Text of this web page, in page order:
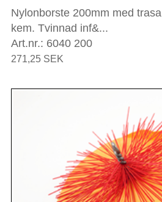
Nylonborste 200mm med
kem. Tvinnad inf&...
Art.nr.: 6040 200
271,25 SEK